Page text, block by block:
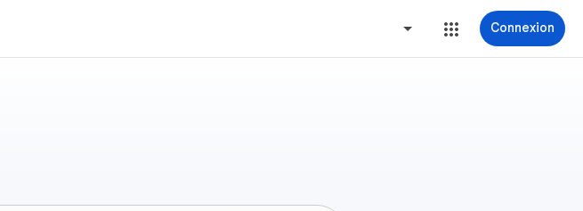
Connexion